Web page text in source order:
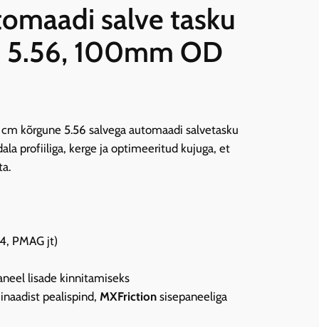
salve tasku
5.56, 100mm OD
kõrgune 5.56 salvega automaadi salvetasku
profiiliga, kerge ja optimeeritud kujuga, et
PMAG jt)
lisade kinnitamiseks
pealispind, MXFriction sisepaneeliga